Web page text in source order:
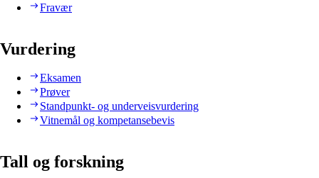
Fravær
Vurdering
Eksamen
Prøver
Standpunkt- og underveisvurdering
Vitnemål og kompetansebevis
Tall og forskning